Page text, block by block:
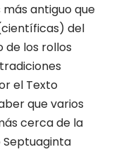
anti­guo que
del
de los rollos
el Texto
que varios
cerca de la